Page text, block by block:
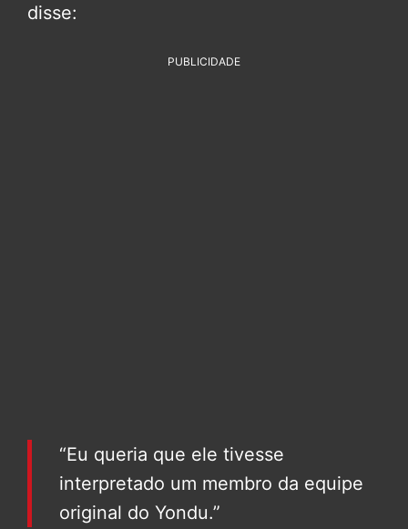
disse:
PUBLICIDADE
“Eu queria que ele tivesse
interpretado um membro da equipe
original do Yondu.”